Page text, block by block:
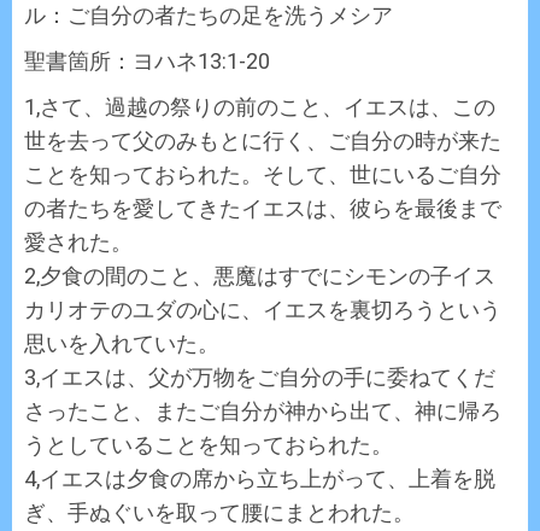
ル：ご自分の者たちの足を洗うメシア
聖書箇所：ヨハネ13:1-20
1,さて、過越の祭りの前のこと、イエスは、この
世を去って父のみもとに行く、ご自分の時が来た
ことを知っておられた。そして、世にいるご自分
の者たちを愛してきたイエスは、彼らを最後まで
愛された。
2,夕食の間のこと、悪魔はすでにシモンの子イス
カリオテのユダの心に、イエスを裏切ろうという
思いを入れていた。
3,イエスは、父が万物をご自分の手に委ねてくだ
さったこと、またご自分が神から出て、神に帰ろ
うとしていることを知っておられた。
4,イエスは夕食の席から立ち上がって、上着を脱
ぎ、手ぬぐいを取って腰にまとわれた。